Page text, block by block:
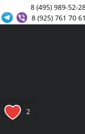
8 (495) 989-52-
8 (925) 761 70 61
2